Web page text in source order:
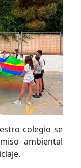
colegio se
ambiental